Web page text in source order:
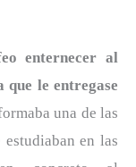
enternecer al
que le entregase
una de las
en las